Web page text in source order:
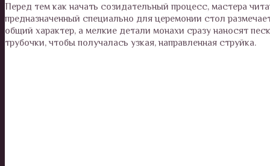
Перед тем как начать созидательный процесс, мастера
предназначенный специально для церемонии стол
общий характер, а мелкие детали монахи сразу наносят
трубочки, чтобы получалась узкая, направленная струйка.